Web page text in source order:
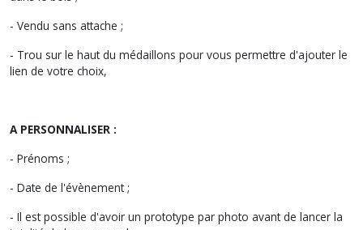
- Vendu sans attache ;
- Trou sur le haut du médaillons pour vous permettre d'ajouter le
lien de votre choix,
A PERSONNALISER :
- Prénoms ;
- Date de l'évènement ;
- Il est possible d'avoir un prototype par photo avant de lancer la